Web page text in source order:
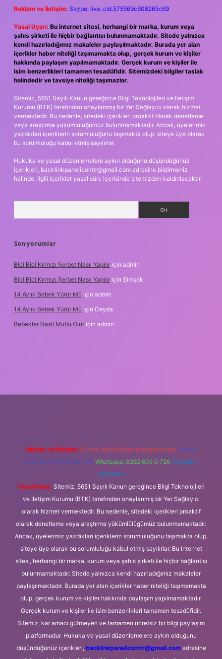
Reklam ve İletişim: Skype: live:.cid.575569c608265c69
Yasal Uyarı: Bu internet sitesi, herhangi bir marka, kurum veya
şahıs şirketi ile hiçbir bağlantısı bulunmamaktadır. Sitede yalnızca
kendi hazırladığımız makaleler paylaşılmaktadır. Burada yer alan
içerikler haber niteliği taşımamakta olup, gerçek kurum ve kişiler
hakkında paylaşım yapılmamaktadır. Gerçek kurum ve kişiler ile
isim benzerlikleri tamamen tesadüfidir. Sitemizdeki bilgiler taslak
halindedir ve tavsiye niteliği taşımazlar.
Sitemiz, 5651 Sayılı Kanun gereğince Bilgi Teknolojileri ve İletişim
Kurumu (BTK) tarafından onaylanmış bir Yer Sağlayıcı olarak hizmet
vermektedir. Bu nedenle, sitedeki içerikleri proaktif olarak denetleme
veya araştırma yükümlülüğümüz bulunmamaktadır. Ancak, üyelerimiz
yazdıkları içeriklerin sorumluluğunu taşımakta olup, siteye üye olarak
bu sorumluluğu kabul etmiş sayılırlar.
Hukuka ve yasal düzenlemelere aykırı olduğunu düşündüğünüz
içerikleri, backlinkpanelicomtr@gmail.com adresine bildirmeniz
halinde, ilgili içerikler yasal süre içerisinde sitemizden kaldırılacaktır.
Son yorumlar
Bici Bici Kırmızı Şerbet Nasıl Yapılır için admin
Bici Bici Kırmızı Şerbet Nasıl Yapılır için Şimşek
14 Aylık Bebek Yürür Mü için admin
14 Aylık Bebek Yürür Mü için Ceyda
Bebekler Nasil Mutlu Olur için admin
Reklam ve İletişim: E-mail: backlinkpaneli@gmail.com Teams:
forumhizmeti@gmail.com Whatsapp: 0262 606 0 726 Telegram:
@karabul
Yasal Uyarı: Sitemiz, 5651 Sayılı Kanun gereğince Bilgi Teknolojileri
ve İletişim Kurumu (BTK) tarafından onaylanmış bir Yer Sağlayıcı
olarak hizmet vermektedir. Bu nedenle, sitedeki içerikleri proaktif
olarak denetleme veya araştırma yükümlülüğümüz bulunmamaktadır.
Ancak, üyelerimiz yazdıkları içeriklerin sorumluluğunu taşımakta olup,
siteye üye olarak bu sorumluluğu kabul etmiş sayılırlar. Bu internet
sitesi, herhangi bir marka, kurum veya şahıs şirketi ile hiçbir bağlantısı
bulunmamaktadır. Sitede yalnızca kendi hazırladığımız makaleler
paylaşılmaktadır. Burada yer alan içerikler haber niteliği taşımamakta
olup, gerçek kurum ve kişiler hakkında paylaşım yapılmamaktadır.
Gerçek kurum ve kişiler ile isim benzerlikleri tamamen tesadüfidir.
Sitemiz, kar amacı gütmeyen ve tamamen ücretsiz bir bilgi paylaşım
platformudur. Hukuka ve yasal düzenlemelere aykırı olduğunu
düşündüğünüz içerikleri, backlinkpanelicomtr@gmail.comadresine